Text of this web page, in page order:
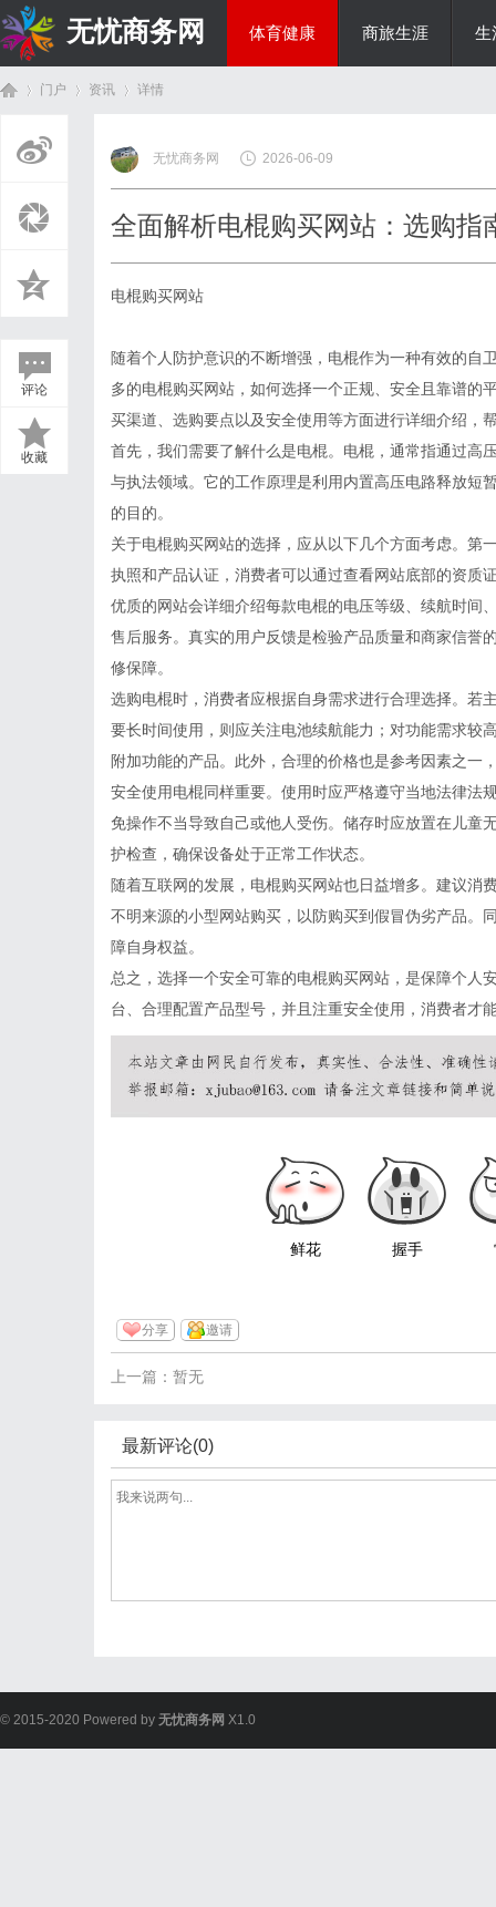
无忧商务网 体育健康 商旅生涯 生
门户 资讯
›
详情
评论
收藏
无忧商务网 2026-06-09
全面解析电棍购买网站：选购指
电棍购买网站
随着个人防护意识的不断增强，电棍作为一种有效的自
多的电棍购买网站，如何选择一个正规、安全且靠谱的
买渠道、选购要点以及安全使用等方面进行详细介绍，
首先，我们需要了解什么是电棍。电棍，通常指通过高
与执法领域。它的工作原理是利用内置高压电路释放短
的目的。
关于电棍购买网站的选择，应从以下几个方面考虑。第
执照和产品认证，消费者可以通过查看网站底部的资质
优质的网站会详细介绍每款电棍的电压等级、续航时间
售后服务。真实的用户反馈是检验产品质量和商家信誉
修保障。
选购电棍时，消费者应根据自身需求进行合理选择。若
要长时间使用，则应关注电池续航能力；对功能需求较
附加功能的产品。此外，合理的价格也是参考因素之一
安全使用电棍同样重要。使用时应严格遵守当地法律法
免操作不当导致自己或他人受伤。储存时应放置在儿童
护检查，确保设备处于正常工作状态。
随着互联网的发展，电棍购买网站也日益增多。建议消
不明来源的小型网站购买，以防购买到假冒伪劣产品。
障自身权益。
总之，选择一个安全可靠的电棍购买网站，是保障个人
台、合理配置产品型号，并且注重安全使用，消费者才
鲜花 握手
分享 邀请
上一篇：暂无
最新评论(0)
© 2015-2020 Powered by 无忧商务网 X1.0